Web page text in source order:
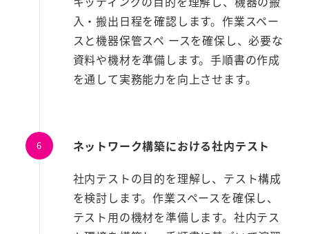
入・搬出日程を確認します。作業スペー
スと機器保管スペ ースを確保し、必要な
資料や機材を準備します。手順書の作成
を通して実務能力を向上させます。
ネットワーク構築における社内テスト
社内テストの目的を理解し、テスト構成
を検討します。作業スペースを確保し、
テスト用の機材を準備します。社内テス